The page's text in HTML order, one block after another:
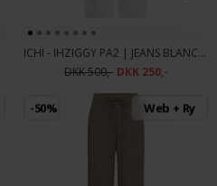
ICHI - IHZIGGY PA2 | JEANS BLANC DE BLANC
DKK 500,- DKK 250,-
-50% Web + Ry